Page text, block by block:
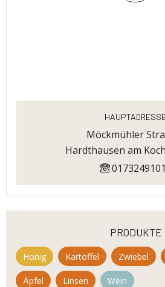
Möckmühler
Hardthausen am
produkte
Honig Kartoffel Zwiebel
Äpfel Linsen Wein